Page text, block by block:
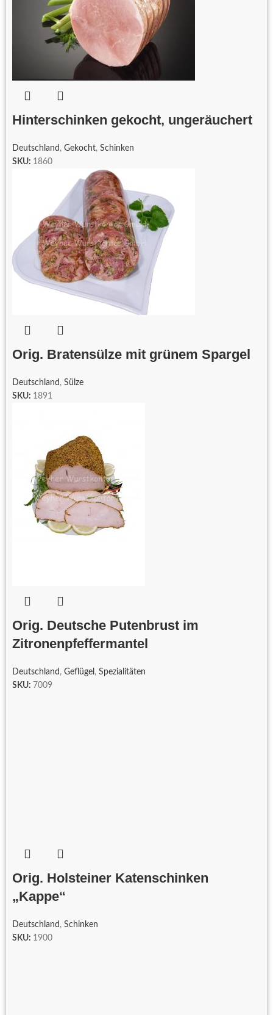
Hinterschinken gekocht, ungeräuchert
Deutschland , Gekocht, Schinken
SKU: 1860
Orig. Bratensülze mit grünem Spargel
Deutschland , Sülze
SKU: 1891
Orig. Deutsche Putenbrust im
Zitronenpfeffermantel
Deutschland , Geflügel , Spezialitäten
SKU: 7009
Orig. Holsteiner Katenschinken
„Kappe“
Deutschland , Schinken
SKU: 1900